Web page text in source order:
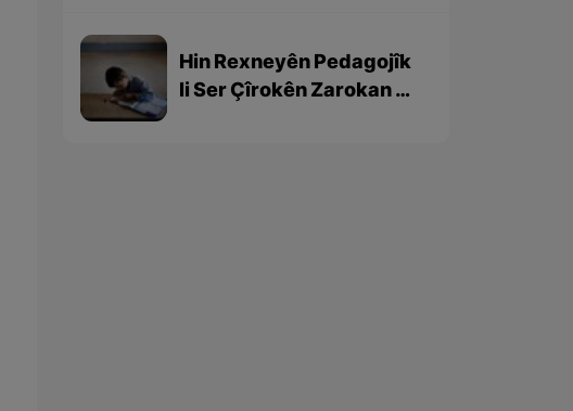
Hin Rexneyên Pedagojîk
li Ser Çîrokên Zarokan –